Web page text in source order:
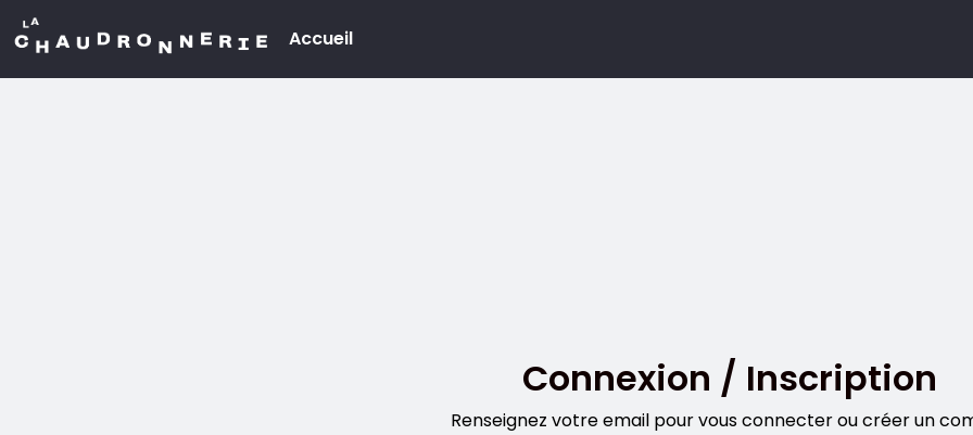
Aller au contenu principal
Menu
principal
Accueil
Connexion / Inscription
Renseignez votre email pour vous connecter ou créer un